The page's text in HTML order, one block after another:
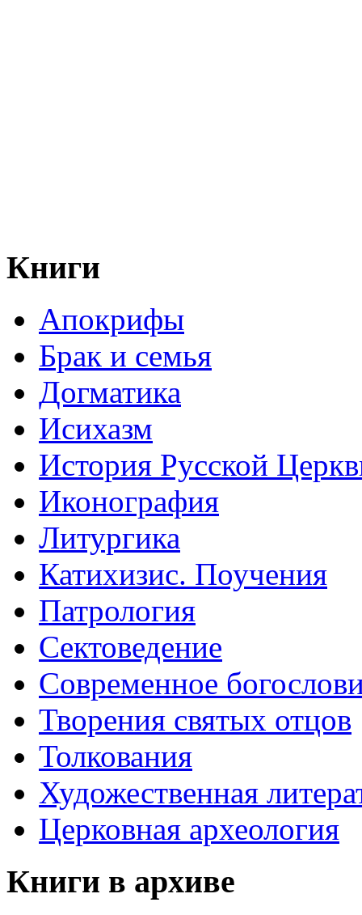
Книги
Апокрифы
Брак и семья
Догматика
Исихазм
История Русской
Иконография
Литургика
Катихизис. Поучения
Патрология
Сектоведение
Современное
Творения святых отцов
Толкования
Художественная
Церковная археология
Книги в архиве